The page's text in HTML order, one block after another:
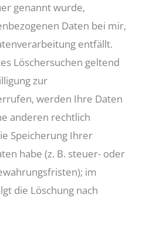
genannt wurde,
Daten bei mir,
entfällt.
Löschersuchen geltend
zur
werden Ihre Daten
anderen rechtlich
Speicherung Ihrer
habe (z. B. steuer- oder
im
die Löschung nach